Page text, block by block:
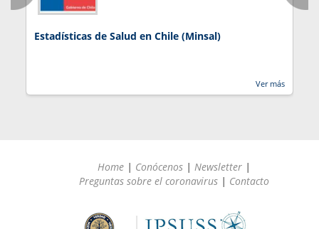
Estadísticas de Salud en Chile (Minsal)
Ver más
Home | Conócenos | Newsletter |
Preguntas sobre el coronavirus | Contacto